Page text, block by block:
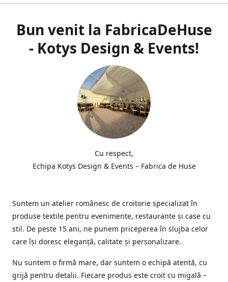
Bun venit la FabricaDeHuse
- Kotys Design & Events!
Cu respect,
Echipa Kotys Design & Events – Fabrica de Huse
Suntem un atelier românesc de croitorie specializat în
produse textile pentru evenimente, restaurante și case cu
stil. De peste 15 ani, ne punem priceperea în slujba celor
care își doresc eleganță, calitate și personalizare.
Nu suntem o firmă mare, dar suntem o echipă atentă, cu
grijă pentru detalii. Fiecare produs este croit cu migală –